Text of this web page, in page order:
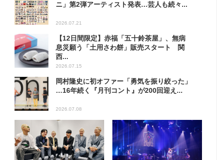
ニ」第2弾アーティスト発表…芸人も続々...
2026.07.21
【12日間限定】赤福「五十鈴茶屋」、無病
息災願う「土用さわ餅」販売スタート 関
西...
2026.07.15
岡村隆史に初オファー「勇気を振り絞った」
…16年続く『月刊コント』が200回迎え...
2026.07.08